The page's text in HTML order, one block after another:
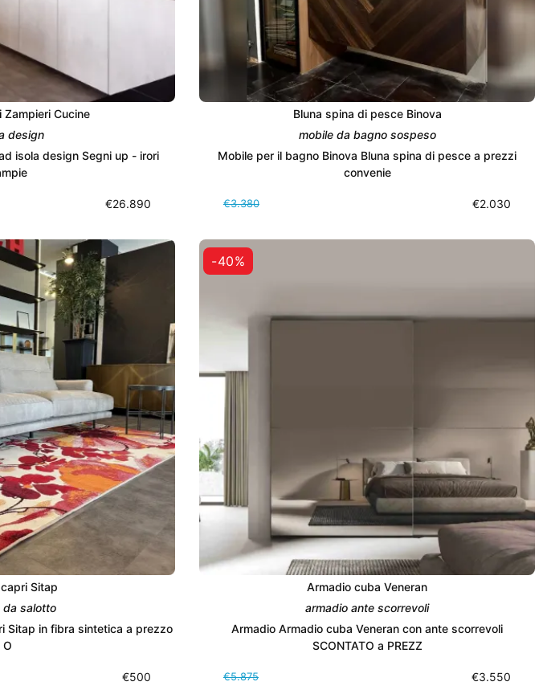
Zampieri Cucine
design
isola design Segni up - irori
€26.890
Bluna spina di pesce Binova
mobile da bagno sospeso
Mobile per il bagno Binova Bluna spina di pesce a prezzi
convenie
€3.380 €2.030
Sitap
da salotto
Sitap in fibra sintetica a prezzo
O
€500
-40%
Armadio cuba Veneran
armadio ante scorrevoli
Armadio Armadio cuba Veneran con ante scorrevoli
SCONTATO a PREZZ
€5.875 €3.550